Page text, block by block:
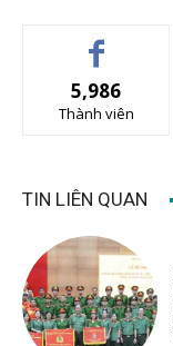
5,986
Thành viên
TIN LIÊN QUAN